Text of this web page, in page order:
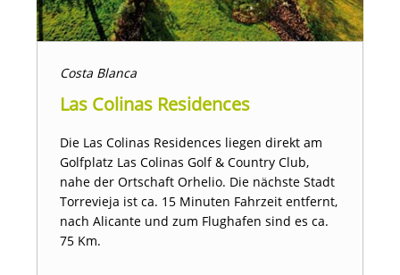
Costa Blanca
Las Colinas Residences
Die Las Colinas Residences liegen direkt am
Golfplatz Las Colinas Golf & Country Club,
nahe der Ortschaft Orhelio. Die nächste Stadt
Torrevieja ist ca. 15 Minuten Fahrzeit entfernt,
nach Alicante und zum Flughafen sind es ca.
75 Km.